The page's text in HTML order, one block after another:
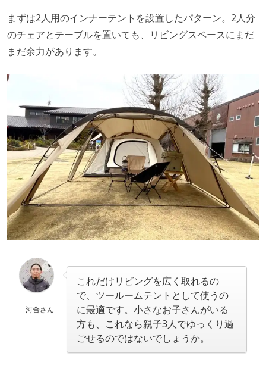
まずは2人用のインナーテントを設置したパターン。2人分
のチェアとテーブルを置いても、リビングスペースにまだ
まだ余力があります。
河合さん
これだけリビングを広く取れるの
で、ツールームテントとして使うの
に最適です。小さなお子さんがいる
方も、これなら親子3人でゆっくり過
ごせるのではないでしょうか。